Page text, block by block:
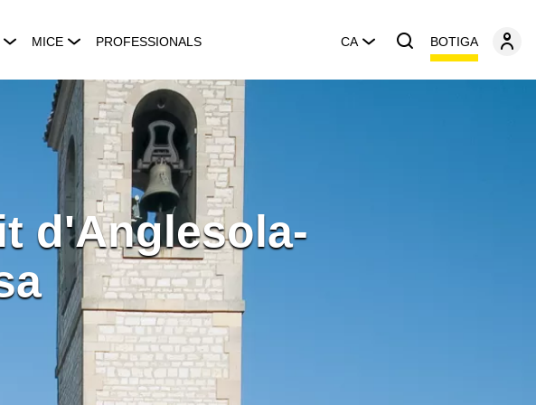
MICE PROFESSIONALS CA BOTIGA
d'Anglesola-